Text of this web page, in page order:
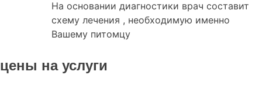
На основании диагностики врач составит
схему лечения , необходимую именно
Вашему питомцу
цены на услуги